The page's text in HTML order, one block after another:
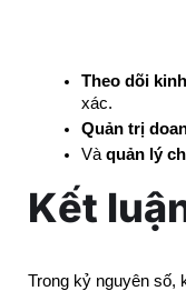
Theo dõi
xác.
Quản trị
Và quản lý
Kết
Trong kỷ nguyên số,